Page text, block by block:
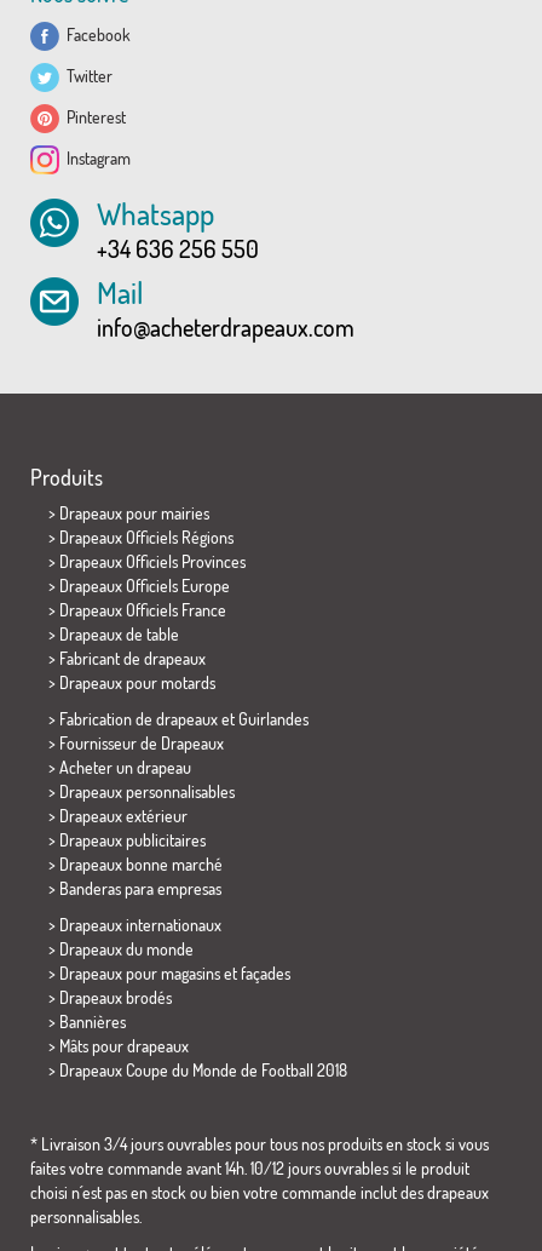
Facebook
Twitter
Pinterest
Instagram
Whatsapp
+34 636 256 550
Mail
info@acheterdrapeaux.com
Produits
> Drapeaux pour mairies
> Drapeaux Officiels Régions
> Drapeaux Officiels Provinces
> Drapeaux Officiels Europe
> Drapeaux Officiels France
> Drapeaux de table
> Fabricant de drapeaux
> Drapeaux pour motards
> Fabrication de drapeaux et Guirlandes
> Fournisseur de Drapeaux
> Acheter un drapeau
> Drapeaux personnalisables
> Drapeaux extérieur
> Drapeaux publicitaires
> Drapeaux bonne marché
> Banderas para empresas
> Drapeaux internationaux
> Drapeaux du monde
> Drapeaux pour magasins et façades
> Drapeaux brodés
> Bannières
> Mâts pour drapeaux
> Drapeaux Coupe du Monde de Football 2018
* Livraison 3/4 jours ouvrables pour tous nos produits en stock si vous
faites votre commande avant 14h. 10/12 jours ouvrables si le produit
choisi n´est pas en stock ou bien votre commande inclut des drapeaux
personnalisables.